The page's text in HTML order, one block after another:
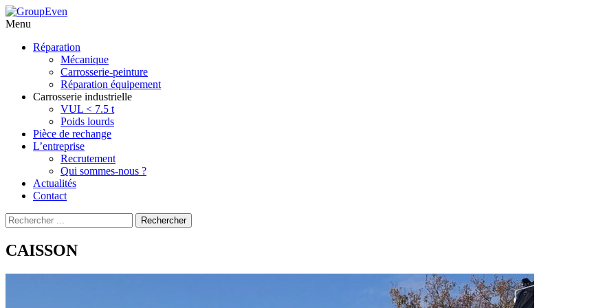
Menu
Réparation
Mécanique
Carrosserie-peinture
Réparation équipement
Carrosserie industrielle
VUL < 7.5 t
Poids lourds
Pièce de rechange
L’entreprise
Recrutement
Qui sommes-nous ?
Actualités
Contact
Recherche
pour
Rechercher
CAISSON